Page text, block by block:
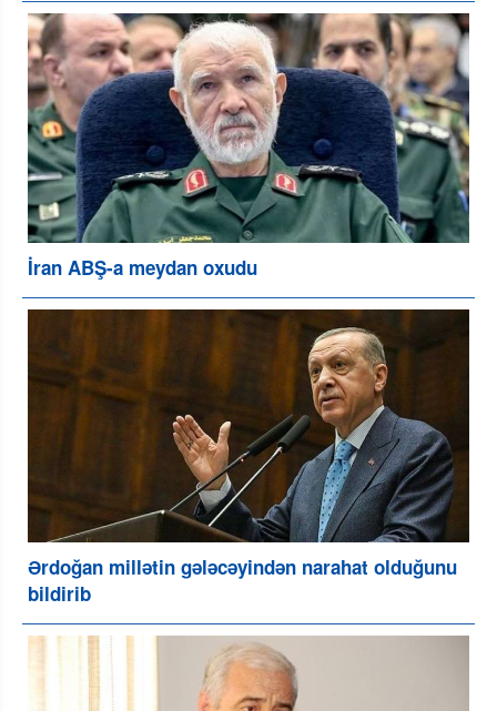
İran ABŞ-a meydan oxudu
Ərdoğan millətin gələcəyindən narahat olduğunu
bildirib